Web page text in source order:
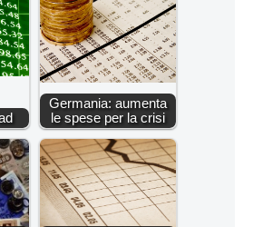
Germania: aumenta
le spese per la crisi